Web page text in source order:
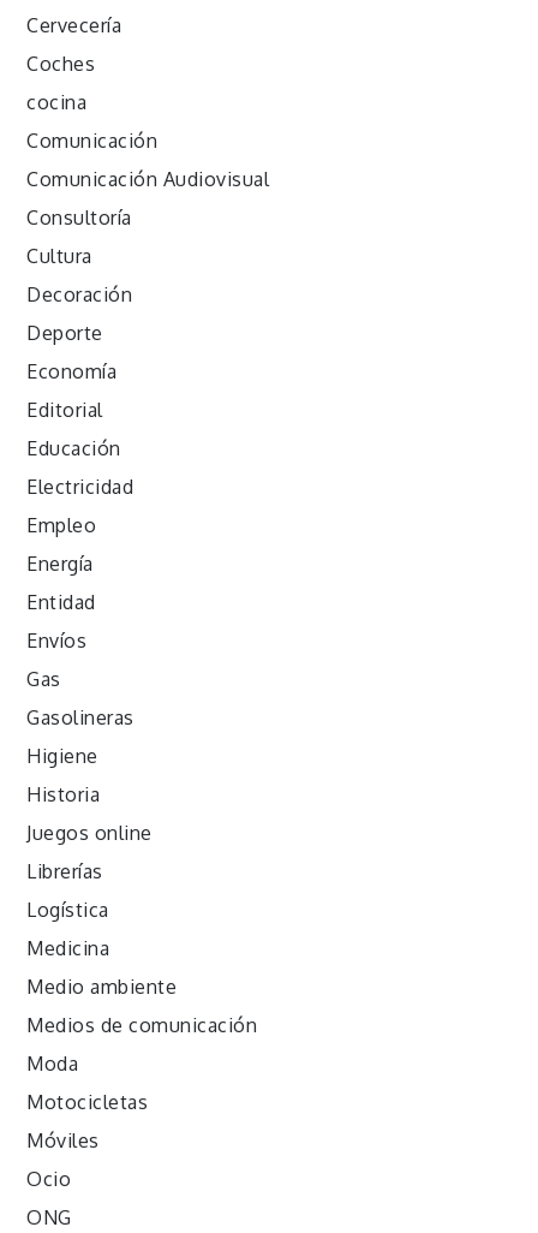
Cervecería
Coches
cocina
Comunicación
Comunicación Audiovisual
Consultoría
Cultura
Decoración
Deporte
Economía
Editorial
Educación
Electricidad
Empleo
Energía
Entidad
Envíos
Gas
Gasolineras
Higiene
Historia
Juegos online
Librerías
Logística
Medicina
Medio ambiente
Medios de comunicación
Moda
Motocicletas
Móviles
Ocio
ONG